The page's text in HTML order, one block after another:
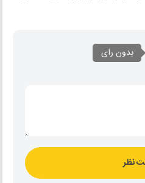
بدون رای
نظر